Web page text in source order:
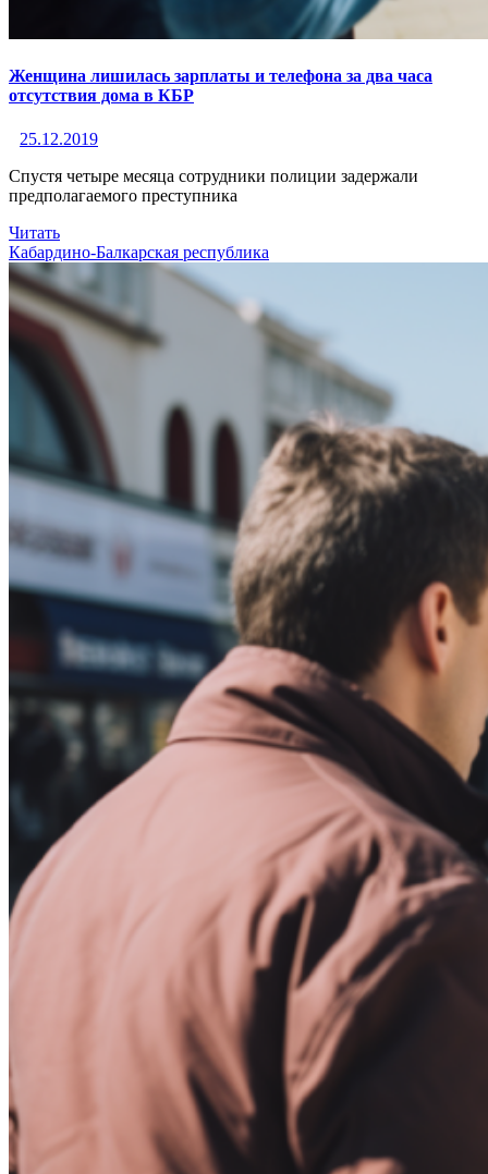
Женщина лишилась зарплаты и телефона за два часа
отсутствия дома в КБР
25.12.2019
Спустя четыре месяца сотрудники полиции задержали
предполагаемого преступника
Читать
Кабардино-Балкарская республика